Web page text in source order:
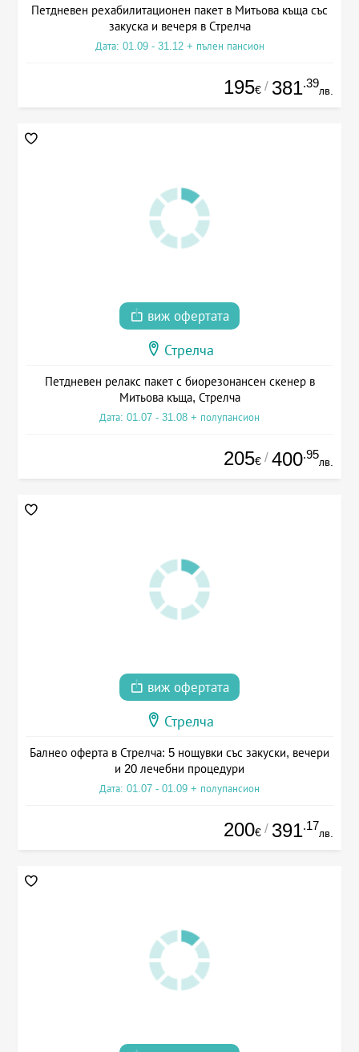
Петдневен рехабилитационен пакет в Митьова къща със
закуска и вечеря в Стрелча
Дата: 01.09 - 31.12 + пълен пансион
195€ / 381.39
лв.
виж офертата
Стрелча
Петдневен релакс пакет с биорезонансен скенер в
Митьова къща, Стрелча
Дата: 01.07 - 31.08 + полупансион
205€ / 400.95
лв.
виж офертата
Стрелча
Балнео оферта в Стрелча: 5 нощувки със закуски, вечери
и 20 лечебни процедури
Дата: 01.07 - 01.09 + полупансион
200€ / 391.17
лв.